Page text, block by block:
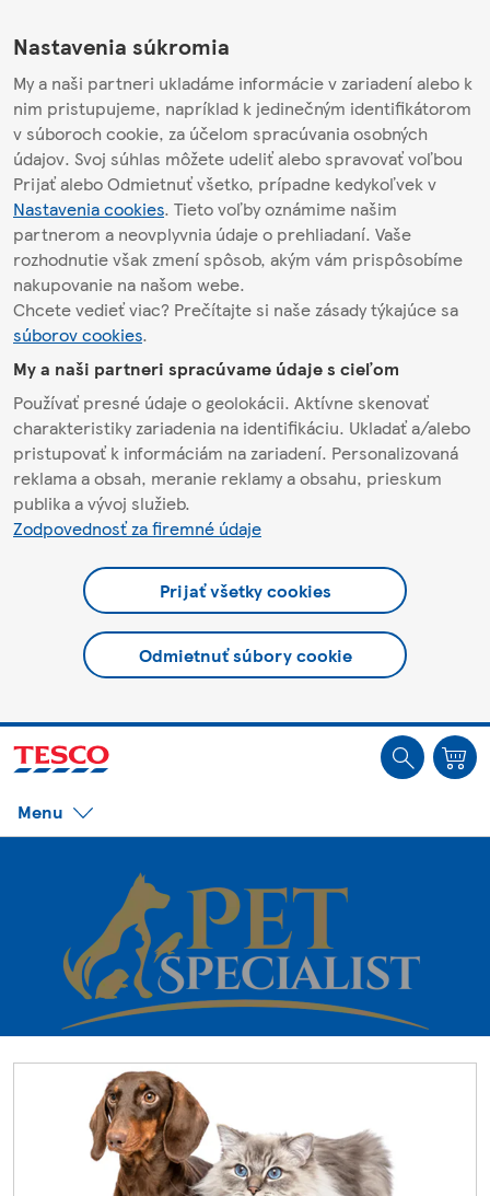
Nastavenia súkromia
My a naši partneri ukladáme informácie v zariadení alebo k
nim pristupujeme, napríklad k jedinečným identifikátorom
v súboroch cookie, za účelom spracúvania osobných
údajov. Svoj súhlas môžete udeliť alebo spravovať voľbou
Prijať alebo Odmietnuť všetko, prípadne kedykoľvek v
Nastavenia cookies. Tieto voľby oznámime našim
partnerom a neovplyvnia údaje o prehliadaní. Vaše
rozhodnutie však zmení spôsob, akým vám prispôsobíme
nakupovanie na našom webe.
Chcete vedieť viac? Prečítajte si naše zásady týkajúce sa
súborov cookies.
My a naši partneri spracúvame údaje s cieľom
Používať presné údaje o geolokácii. Aktívne skenovať
charakteristiky zariadenia na identifikáciu. Ukladať a/alebo
pristupovať k informáciám na zariadení. Personalizovaná
reklama a obsah, meranie reklamy a obsahu, prieskum
publika a vývoj služieb.
Zodpovednosť za firemné údaje
Prijať všetky cookies
Odmietnuť súbory cookie
Ste offline. Niektoré funkcie môžu byť nedostupné.
Menu